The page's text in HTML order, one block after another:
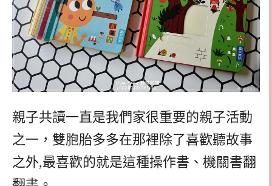
親子共讀一直是我們家很重要的親子活動
之一，雙胞胎多多在那裡除了喜歡聽故事
之外,最喜歡的就是這種操作書、機關書翻